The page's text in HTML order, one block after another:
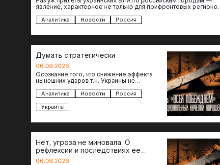
явление, характерное не только для прифронтовых
Аналитика Новости Россия
Думать стратегически
06.08.2026
Осознание того, что снижение эффекта
нынешних ударов т.н. Украины не
— повод задаться вопросом: что делать…
Аналитика Новости
Россия
Украина
Нет, угроза не миновала. О
рефлексии и последствиях ее
отсутствия
06.08.2026